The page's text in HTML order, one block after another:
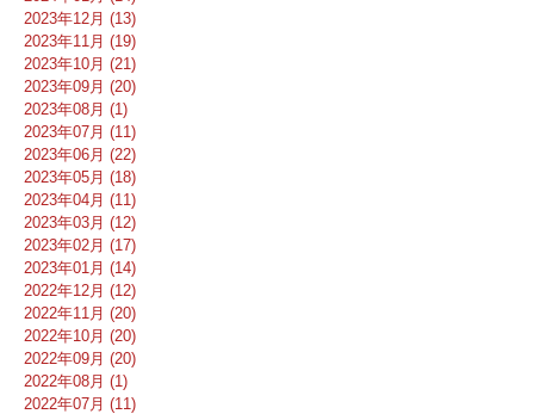
2023年12月 (13)
2023年11月 (19)
2023年10月 (21)
2023年09月 (20)
2023年08月 (1)
2023年07月 (11)
2023年06月 (22)
2023年05月 (18)
2023年04月 (11)
2023年03月 (12)
2023年02月 (17)
2023年01月 (14)
2022年12月 (12)
2022年11月 (20)
2022年10月 (20)
2022年09月 (20)
2022年08月 (1)
2022年07月 (11)